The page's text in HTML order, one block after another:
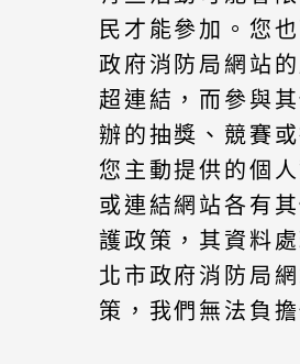
民才能參加。您
政府消防局網站
超連結，而參與
辦的抽獎、競賽
您主動提供的個
或連結網站各有
護政策，其資料
北市政府消防局
策，我們無法負